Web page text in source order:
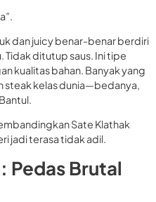
dan juicy benar-benar berdiri
Tidak ditutup saus. Ini tipe
kualitas bahan. Banyak yang
steak kelas dunia—bedanya,
Sate Klathak
jadi terasa tidak adil.
Pedas Brutal